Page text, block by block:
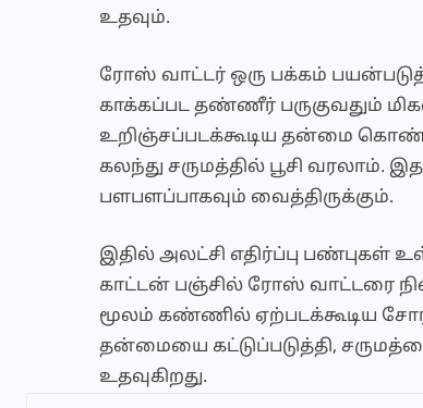
உதவும்.
ரோஸ் வாட்டர் ஒரு பக்கம்
காக்கப்பட தண்ணீர் பருகுவதும்
உறிஞ்சப்படக்கூடிய தன்மை
கலந்து சருமத்தில் பூசி
பளபளப்பாகவும் வைத்திருக்கும்.
இதில் அலட்சி எதிர்ப்பு பண்புகள்
காட்டன் பஞ்சில் ரோஸ் வாட்டரை
மூலம் கண்ணில் ஏற்படக்கூடிய
தன்மையை கட்டுப்படுத்தி,
உதவுகிறது.